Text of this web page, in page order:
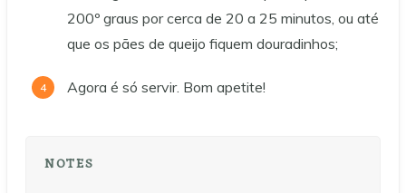
200º graus por cerca de 20 a 25 minutos, ou até
que os pães de queijo fiquem douradinhos;
Agora é só servir. Bom apetite!
NOTES